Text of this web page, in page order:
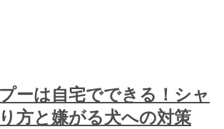
ーは自宅でできる！シャ
方と嫌がる犬への対策